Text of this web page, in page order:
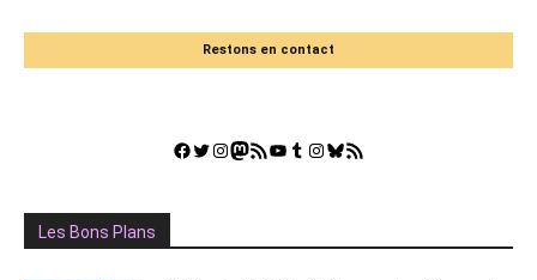
Restons en contact
Facebook
Twitter
Instagram
Mastodon
Flux RSSYouTube
Tumblr
Instagram
Bluesky
GestGame
Les Bons Plans